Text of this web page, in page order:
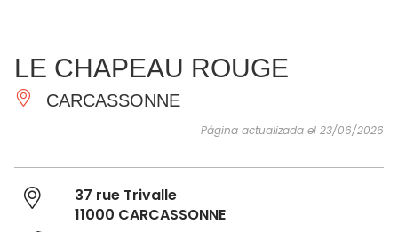
IMPRESCINDIBLES
HACER
INSPIRACIONES
LE CHAPEAU ROUGE
CARCASSONNE
Página actualizada el 23/06/2026
37 rue Trivalle
11000 CARCASSONNE